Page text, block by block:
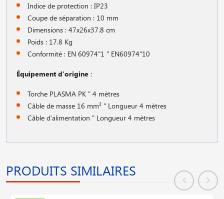
Indice de protection : IP23
Coupe de séparation : 10 mm
Dimensions : 47x26x37.8 cm
Poids : 17.8 Kg
Conformité : EN 60974"1 " EN60974"10
Équipement d′origine :
Torche PLASMA PK " 4 mètres
Câble de masse 16 mm² " Longueur 4 mètres
Câble d′alimentation " Longueur 4 mètres
PRODUITS SIMILAIRES